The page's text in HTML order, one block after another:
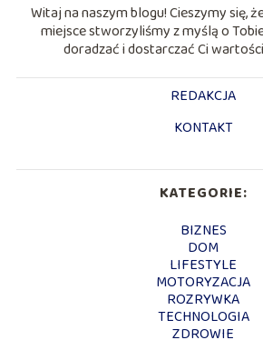
Witaj na naszym blogu! Cieszymy się,
miejsce stworzyliśmy z myślą o
doradzać i dostarczać Ci
REDAKCJA
KONTAKT
KATEGORIE:
BIZNES
DOM
LIFESTYLE
MOTORYZACJA
ROZRYWKA
TECHNOLOGIA
ZDROWIE